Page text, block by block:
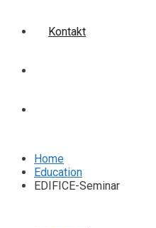
Kontakt
Home
Education
EDIFICE-Seminar